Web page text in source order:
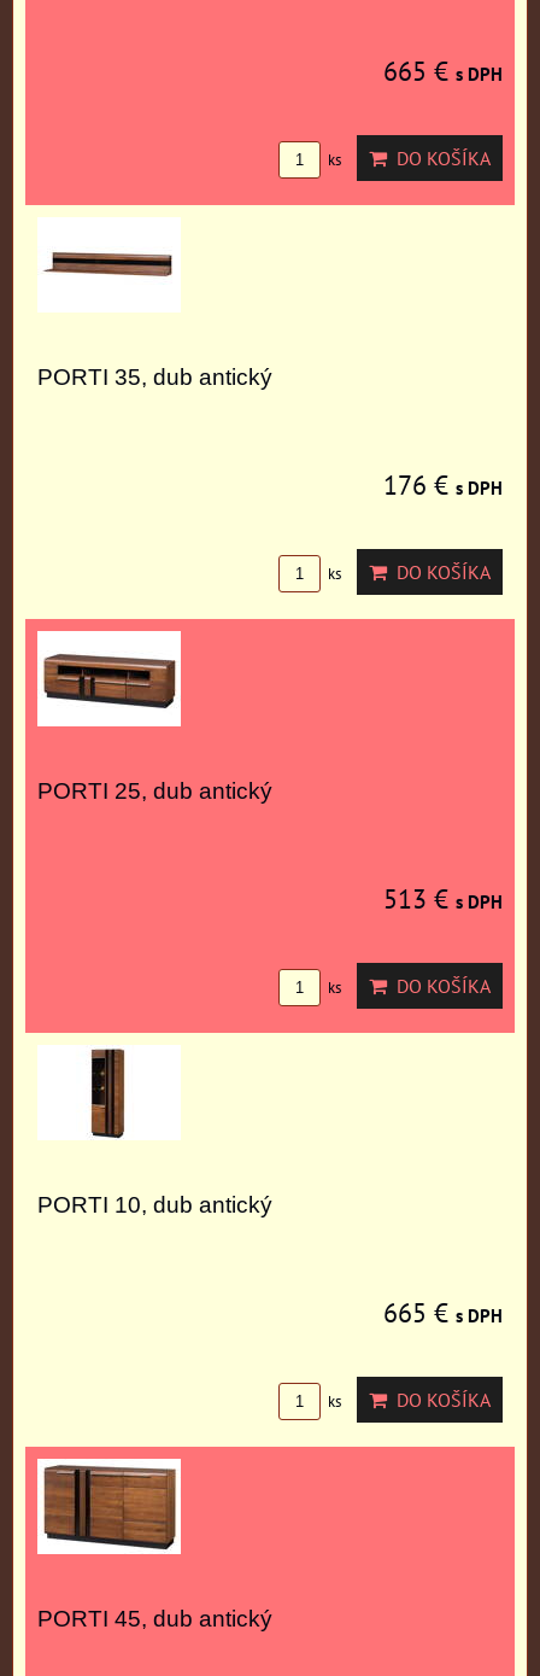
665 € s DPH
ks DO KOŠÍKA
PORTI 35, dub antický
176 € s DPH
ks DO KOŠÍKA
PORTI 25, dub antický
513 € s DPH
ks DO KOŠÍKA
PORTI 10, dub antický
665 € s DPH
ks DO KOŠÍKA
PORTI 45, dub antický